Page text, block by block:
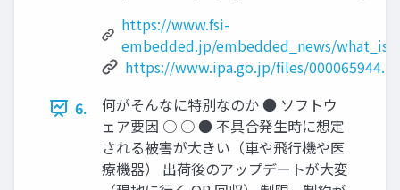
https://www.fsi-
embedded.jp/embedded_news/
https://www.ipa.go.jp/files/
6.
何がそんなに特別なのか ● ソフトウ
ェア要因 ○ ○ ● 不具合発生時に想定
される被害が大きい（車や飛行機や医
療機器） 出荷後のアップデートが大変